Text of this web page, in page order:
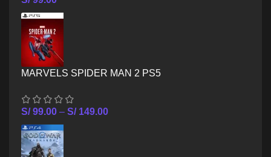
MARVELS SPIDER MAN 2 PS5
S/99.00 – S/149.00